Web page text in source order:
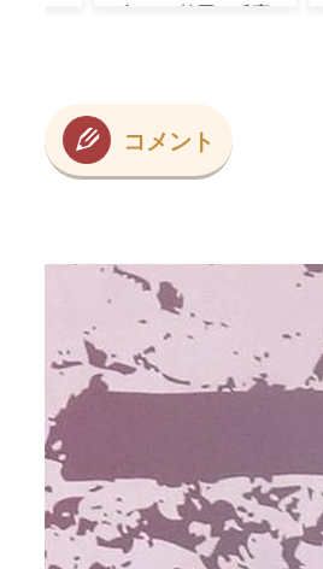
コメント